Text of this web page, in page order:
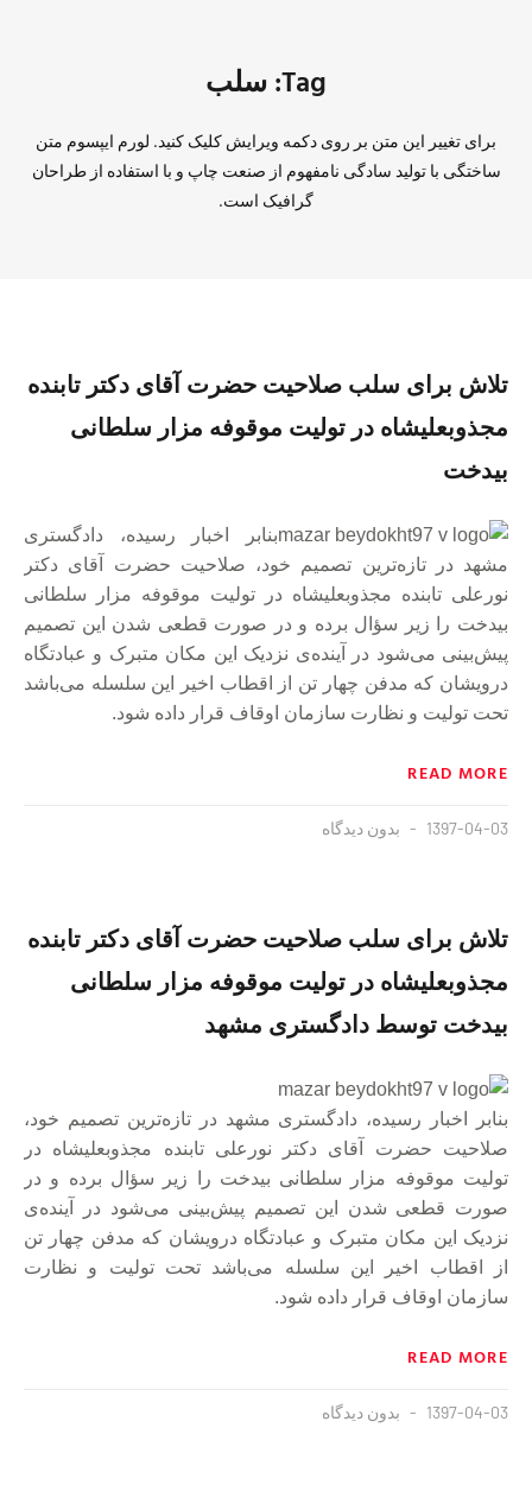
Tag: سلب
برای تغییر این متن بر روی دکمه ویرایش کلیک کنید. لورم ایپسوم متن
ساختگی با تولید سادگی نامفهوم از صنعت چاپ و با استفاده از طراحان
گرافیک است.
تلاش برای سلب صلاحیت حضرت آقای دکتر تابنده
مجذوبعلیشاه در تولیت موقوفه مزار سلطانی
بیدخت
بنابر اخبار رسیده، دادگستری
مشهد در تازه‌ترین تصمیم خود، صلاحیت حضرت آقای دکتر
نورعلی تابنده مجذوبعلیشاه در تولیت موقوفه مزار سلطانی
بیدخت را زیر سؤال برده و در صورت قطعی شدن این تصمیم
پیش‌بینی می‌شود در آینده‌ی نزدیک این مکان متبرک و عبادتگاه
درویشان که مدفن چهار تن از اقطاب اخیر این سلسله می‌باشد
تحت تولیت و نظارت سازمان اوقاف قرار داده شود.
READ MORE
1397-04-03 بدون دیدگاه
تلاش برای سلب صلاحیت حضرت آقای دکتر تابنده
مجذوبعلیشاه در تولیت موقوفه مزار سلطانی
بیدخت توسط دادگستری مشهد
بنابر اخبار رسیده، دادگستری مشهد در تازه‌ترین تصمیم خود،
صلاحیت حضرت آقای دکتر نورعلی تابنده مجذوبعلیشاه در
تولیت موقوفه مزار سلطانی بیدخت را زیر سؤال برده و در
صورت قطعی شدن این تصمیم پیش‌بینی می‌شود در آینده‌ی
نزدیک این مکان متبرک و عبادتگاه درویشان که مدفن چهار تن
از اقطاب اخیر این سلسله می‌باشد تحت تولیت و نظارت
سازمان اوقاف قرار داده شود.
READ MORE
1397-04-03 بدون دیدگاه